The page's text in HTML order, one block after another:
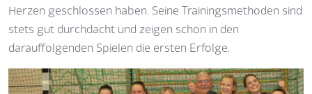
Herzen geschlossen haben. Seine Trainingsmethoden sind
stets gut durchdacht und zeigen schon in den
darauffolgenden Spielen die ersten Erfolge.